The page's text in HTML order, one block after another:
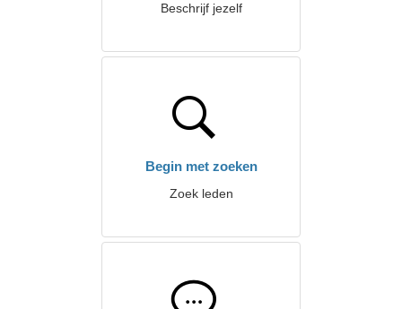
Beschrijf jezelf
Begin met zoeken
Zoek leden